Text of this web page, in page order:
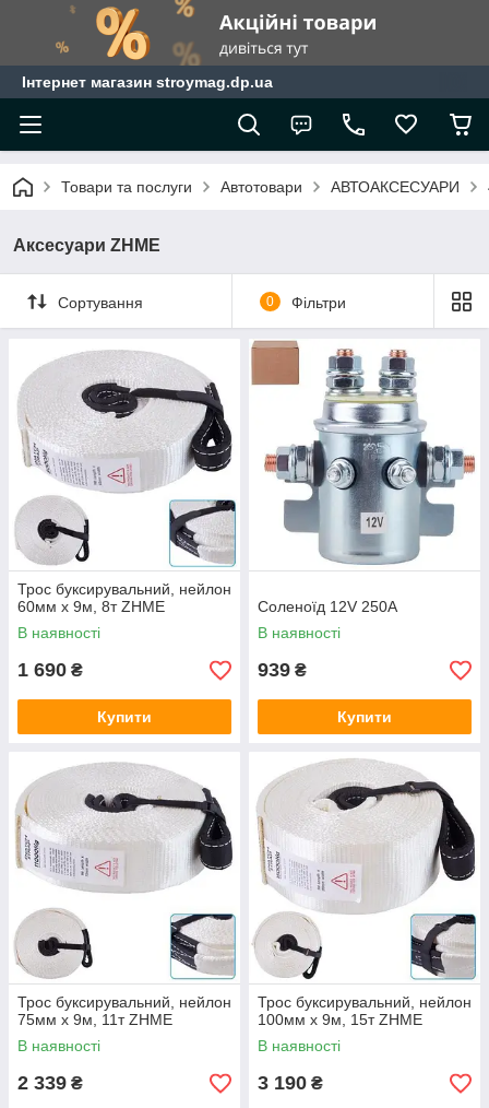
Інтернет магазин stroymag.dp.ua
Товари та послуги Автотовари АВТОАКСЕСУАРИ
Аксесуари ZHME
Сортування 0 Фільтри
Трос буксирувальний, нейлон
60мм х 9м, 8т ZHME
В наявності
1 690 ₴
Купити
Соленоїд 12V 250А
В наявності
939 ₴
Купити
Трос буксирувальний, нейлон
75мм х 9м, 11т ZHME
В наявності
2 339 ₴
Трос буксирувальний, нейлон
100мм х 9м, 15т ZHME
В наявності
3 190 ₴